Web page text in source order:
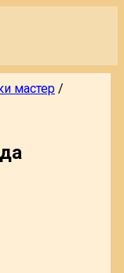
мастер /